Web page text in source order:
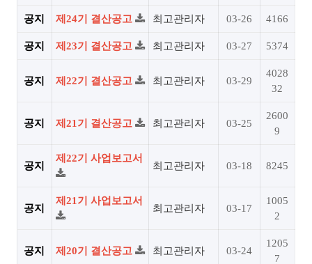
공지 제24기 결산공고 최고관리자 03-26 4166
공지 제23기 결산공고 최고관리자 03-27 5374
공지 제22기 결산공고 최고관리자 03-29
4028
32
공지 제21기 결산공고 최고관리자 03-25
2600
9
공지
제22기 사업보고서
최고관리자 03-18 8245
공지
제21기 사업보고서
최고관리자 03-17
1005
2
공지 제20기 결산공고 최고관리자 03-24
1205
7